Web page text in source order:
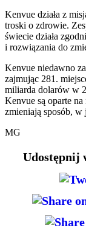
Kenvue działa z
troski o zdrowie.
świecie działa
i rozwiązania do
Kenvue niedawno
zajmując 281.
miliarda dolarów w
Kenvue są oparte
zmieniają sposób, w
MG
Udostępnij